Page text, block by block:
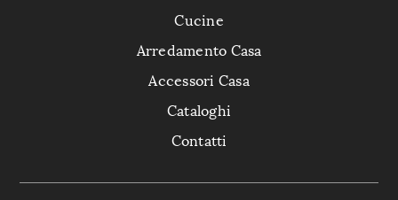
Cucine
Arredamento Casa
Accessori Casa
Cataloghi
Contatti